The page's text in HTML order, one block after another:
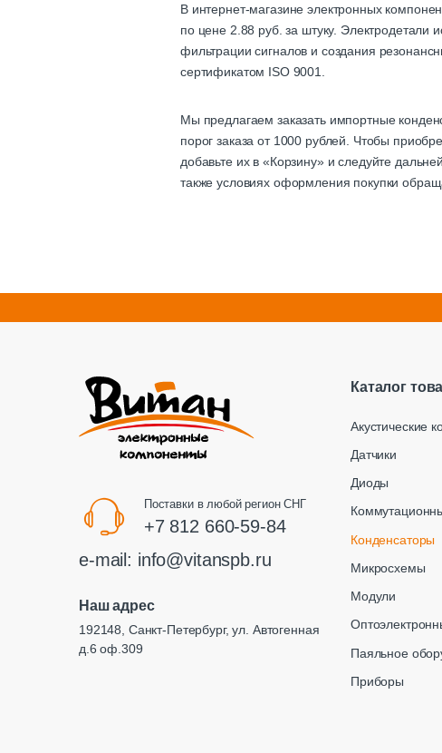
В интернет-магазине электронных
по цене 2.88 руб. за штуку. Электродетали
фильтрации сигналов и создания
сертификатом ISO 9001.
Мы предлагаем заказать импортные
порог заказа от 1000 рублей. Чтобы
добавьте их в «Корзину» и следуйте
также условиях оформления покупки
Поставки в любой регион СНГ
+7 812 660-59-84
e-mail: info@vitanspb.ru
Наш адрес
192148, Санкт-Петербург, ул. Автогенная
д.6 оф.309
Каталог
Акустические
Датчики
Диоды
Конденсаторы
Микросхемы
Модули
Паяльное
Приборы